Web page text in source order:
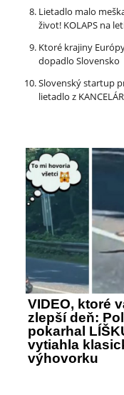
Lietadlo malo
život! KOLAPS na
Ktoré krajiny Európy
dopadlo Slovensko
Slovenský startup
lietadlo z
VIDEO, ktoré
zlepší deň:
pokarhal
vytiahla
výhovorku